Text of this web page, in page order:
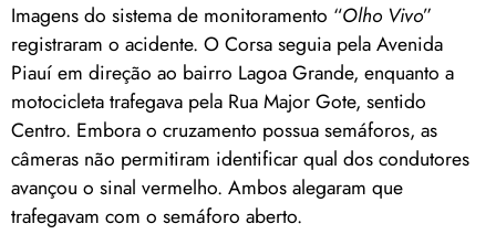
Imagens do sistema de monitoramento “Olho Vivo”
registraram o acidente. O Corsa seguia pela Avenida
Piauí em direção ao bairro Lagoa Grande, enquanto a
motocicleta trafegava pela Rua Major Gote, sentido
Centro. Embora o cruzamento possua semáforos, as
câmeras não permitiram identificar qual dos condutores
avançou o sinal vermelho. Ambos alegaram que
trafegavam com o semáforo aberto.